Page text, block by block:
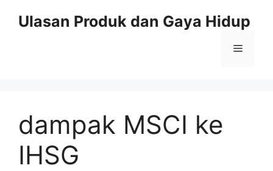
Ulasan Produk dan Gaya Hidup
Menu
dampak MSCI ke
IHSG